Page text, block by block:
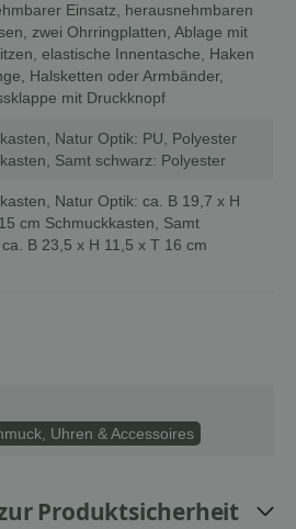
Einsatz, herausnehmbaren
zwei Ohrringplatten, Ablage mit
elastische Innentasche, Haken
Halsketten oder Armbänder,
mit Druckknopf
Natur Optik: PU, Polyester
Samt schwarz: Polyester
Natur Optik: ca. B 19,7 x H
cm Schmuckkasten, Samt
B 23,5 x H 11,5 x T 16 cm
Uhren & Accessoires
Produktsicherheit